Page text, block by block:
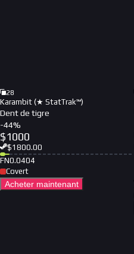
28
Karambit (★ StatTrak™)
Dent de tigre
-44%
$1000
$1800.00
FN0.0404
Covert
Acheter maintenant